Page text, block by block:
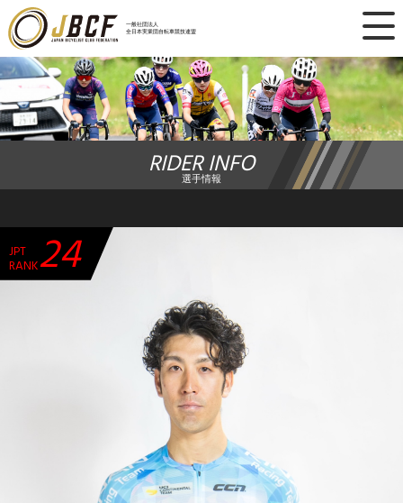
一般社団法人
全日本実業団自転車競技連盟
×
ニュース
レース日程
ランキング
競技ガイド
加盟・登録
エントリー
JBCF ROAD SERIESとは
RIDER INFO
選手情報
JPT
RANK24